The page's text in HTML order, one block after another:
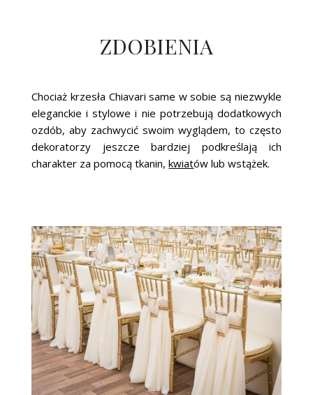
ZDOBIENIA
Chociaż krzesła Chiavari same w sobie są niezwykle
eleganckie i stylowe i nie potrzebują dodatkowych
ozdób, aby zachwycić swoim wyglądem, to często
dekoratorzy jeszcze bardziej podkreślają ich
charakter za pomocą tkanin,kwiatów lub wstążek.